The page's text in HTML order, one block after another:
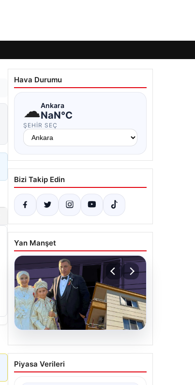
Hava Durumu
☁Ankara
NaN°C
ŞEHIR SEÇ
Bizi Takip Edin
Yan Manşet
Çanakkale’de böcek
ilaçlaması felakete
Piyasa Verileri